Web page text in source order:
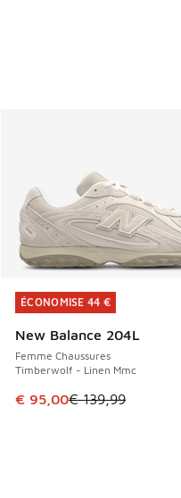
ÉCONOMISE 44 €
New Balance 204L
Femme Chaussures
Timberwolf - Linen Mmc
Cet article est en
€ 95,00€ 139,99
ÉCONOMISE 44 €